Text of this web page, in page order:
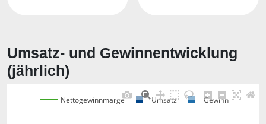
Umsatz- und Gewinnentwicklung
(jährlich)
Nettogewinnmarge Umsatz Gewinn